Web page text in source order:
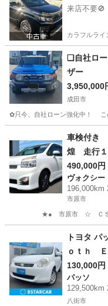
来店不要
カラフルライ
❑自社ローン強化中
ザー
3,950,000
成田市
✿只今、自社ローン強化中！
トヨタ
車検付き
煌 走行１
２万円 ☆
490,000円
ヴォクシー
196,000km
市原市
★● 市原市 ☆ ＣＳＫ ●★ ●
ヴォクシー
トヨタ
ｏｔｈ Ｅ
130,000円
パッソ
129,500km
八街市